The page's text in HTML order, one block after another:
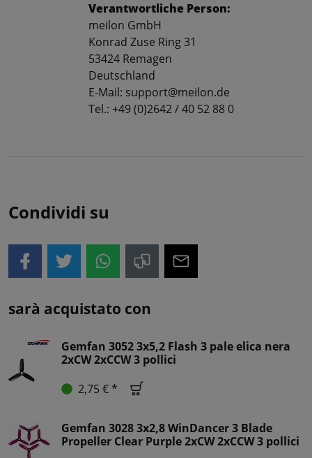
Verantwortliche Person:
meilon GmbH
Konrad Zuse Ring 31
53424 Remagen
Deutschland
E-Mail: support@meilon.de
Tel.: +49 (0)2642 / 40 52 88 0
Condividi su
sarà acquistato con
Gemfan 3052 3x5,2 Flash 3 pale elica nera
2xCW 2xCCW 3 pollici
2,75 € *
Gemfan 3028 3x2,8 WinDancer 3 Blade
Propeller Clear Purple 2xCW 2xCCW 3 pollici